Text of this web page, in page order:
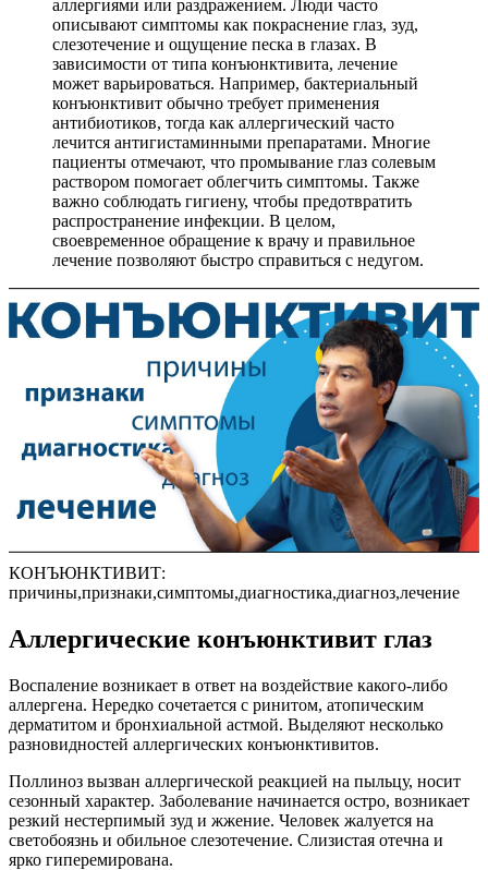
аллергиями или раздражением. Люди часто
описывают симптомы как покраснение глаз, зуд,
слезотечение и ощущение песка в глазах. В
зависимости от типа конъюнктивита, лечение
может варьироваться. Например, бактериальный
конъюнктивит обычно требует применения
антибиотиков, тогда как аллергический часто
лечится антигистаминными препаратами. Многие
пациенты отмечают, что промывание глаз солевым
раствором помогает облегчить симптомы. Также
важно соблюдать гигиену, чтобы предотвратить
распространение инфекции. В целом,
своевременное обращение к врачу и правильное
лечение позволяют быстро справиться с недугом.
КОНЪЮНКТИВИТ:
причины,признаки,симптомы,диагностика,диагноз,лечение
Аллергические конъюнктивит глаз
Воспаление возникает в ответ на воздействие какого-либо
аллергена. Нередко сочетается с ринитом, атопическим
дерматитом и бронхиальной астмой. Выделяют несколько
разновидностей аллергических конъюнктивитов.
Поллиноз вызван аллергической реакцией на пыльцу, носит
сезонный характер. Заболевание начинается остро, возникает
резкий нестерпимый зуд и жжение. Человек жалуется на
светобоязнь и обильное слезотечение. Слизистая отечна и
ярко гиперемирована.